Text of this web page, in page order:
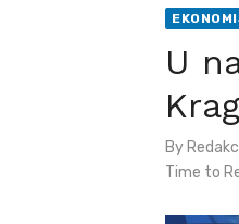
U
By
Time to